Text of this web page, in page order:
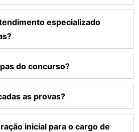
especializado
do concurso?
as provas?
inicial para o cargo de